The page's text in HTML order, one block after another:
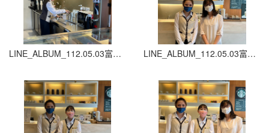
LINE_ALBUM_112.05.03富信_230907_3 LINE_ALBUM_112.05.03富信_230907_4